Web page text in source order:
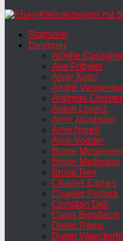
Startseite
Designer
Achille
Ake Fribyter
Alvar Aalto
André
Andreas
Anton Lorenz
Arne Jacobsen
Arne Norell
Arne Vodder
Borge Mogensen
Bruno Mathsson
Bruno Rey
Charles Eames
Charles Pollock
Christian Dell
Claus Bonderup
Dieter Rams
Dieter